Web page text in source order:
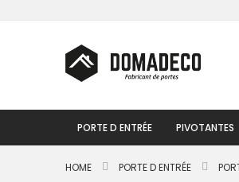
to
PORTE D ENTRÉE PIVOTANTES
HOME PORTE D ENTRÉE